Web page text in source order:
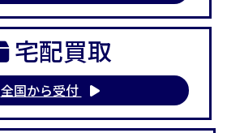
宅配買取
全国から受付